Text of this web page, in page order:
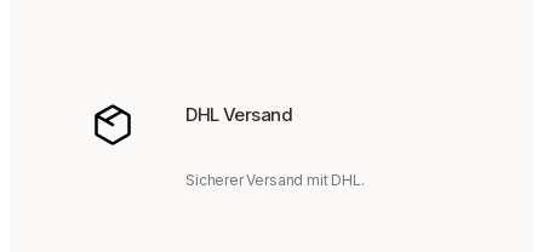
DHL Versand
Sicherer Versand mit DHL.